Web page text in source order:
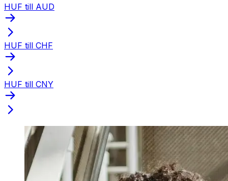
HUF till AUD
HUF till CHF
HUF till CNY